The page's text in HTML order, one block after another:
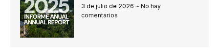
3 de julio de 2026
No hay
comentarios